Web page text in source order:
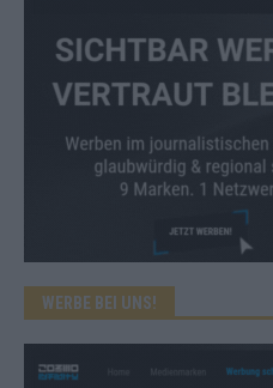
WERBE BEI UNS!